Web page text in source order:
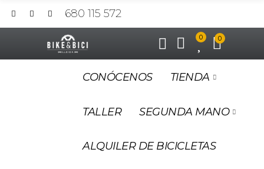
680 115 572
0 0
CONÓCENOS TIENDA
TALLER SEGUNDA MANO
ALQUILER DE BICICLETAS